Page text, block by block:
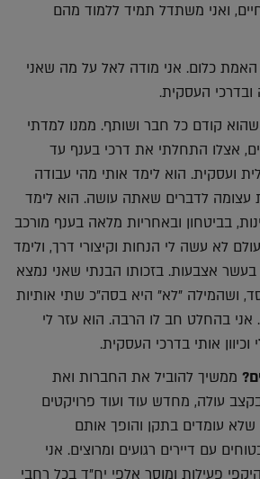
ואני משתדל תמיד ללמוד מהם
האמת כלום. אני מודה לאל על מה שאני
ובדרכי העסקית.
קודם כל חבר ושותף. ממנו למדתי
אצלו התחלתי את דרכי בענף עד
ועסקית. הוא לימד אותי מהי עבודה
עצומה לדברים שאתה עושה. הוא לימד
בביטחון ובאחריות מלאה בענף מורכב
לא עשה לי הנחות וקיצורי דרך, ולימד
בעשר אצבעות. בזכותו הבנתי שאני נמצא
ושהמילה "לא" היא בסה"כ שתי אותיות
בהחלט חב לו הרבה. הוא עזר לי
אותי בדרכי העסקית.
ממשיך להוביל את החברות ואת
עולה, מחדש עוד ועוד פרויקטים
שלא עומדים בתקן והופך אותם
עם דיירים רגועים ומרוצים. אני
פעילות ומוסר אלפי יח"ד בכל רחבי